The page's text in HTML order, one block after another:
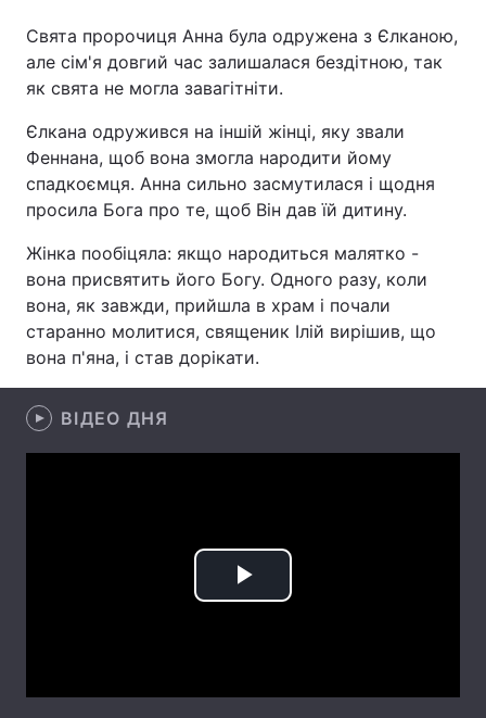
Головна Війна
Політика
Економіка Світ
Спорт Наука
Техно і зв'язок
Зброя
Регіони
Свята пророчиця Анна була одружена з Єлканою,
але сім'я довгий час залишалася бездітною, так
як свята не могла завагітніти.
Єлкана одружився на іншій жінці, яку звали
Феннана, щоб вона змогла народити йому
спадкоємця. Анна сильно засмутилася і щодня
просила Бога про те, щоб Він дав їй дитину.
Жінка пообіцяла: якщо народиться малятко -
вона присвятить його Богу. Одного разу, коли
вона, як завжди, прийшла в храм і почали
старанно молитися, священик Ілій вирішив, що
вона п'яна, і став дорікати.
ВІДЕО ДНЯ
Play